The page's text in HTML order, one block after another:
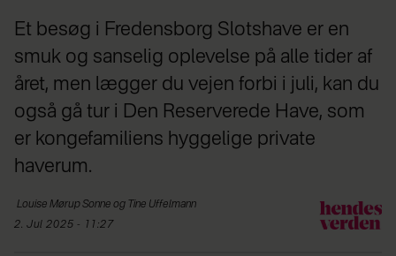
Et besøg i Fredensborg Slotshave er en
smuk og sanselig oplevelse på alle tider af
året, men lægger du vejen forbi i juli, kan du
også gå tur i Den Reserverede Have, som
er kongefamiliens hyggelige private
haverum.
Louise Mørup Sonne og Tine Uffelmann
2. Jul 2025 - 11:27